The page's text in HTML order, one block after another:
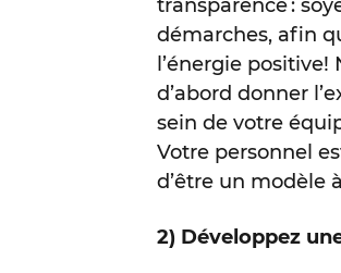
transparence :
démarches, afin
l’énergie positive!
d’abord donner
sein de votre
Votre personnel
d’être un modèle
2) Développez